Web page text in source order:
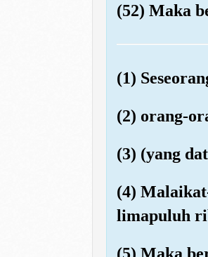
(52) Maka
(1)
(2) orang-
(3) (yang
(4)
limapuluh
(5) Maka